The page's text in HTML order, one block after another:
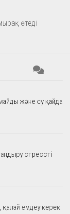
өтеді
және су қайда
стрессті
қалай емдеу керек